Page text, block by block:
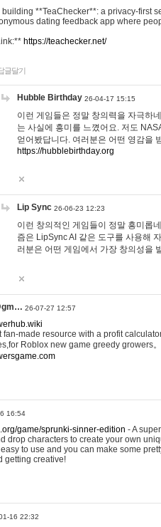
building **TeaChecker**: a privacy-first
dating feedback app where
https://teachecker.net/
글달기
Hubble Birthday 26-04-17 15:15
이런 게임들은 정말 창의력을 자극하
는 사실에 흥미를 느꼈어요. 저도
얻어봤답니다. 여러분은 어떤 영감을
https://hubblebirthday.org
Lip Sync 26-06-23 12:23
이런 창의적인 게임들이 정말 흥미롭
즘은 LipSync AI 같은 도구를 사용해
러분은 어떤 게임에서 가장 창의성을
26-07-27 12:57
made resource with a profit
Roblox new game greedy growers。
16:54
game/sprunki-sinner-edition - A
drop characters to create your own
to use and you can make some
getting creative!
16 22:32